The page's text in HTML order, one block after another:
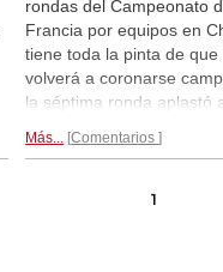
rondas del Campeonato
Francia por equipos en
tiene toda la pinta de que
volverá a coronarse
la séptima ronda aplastó
octava dejó el marcador
manda con 24 puntos, por
Más... Comentarios
1